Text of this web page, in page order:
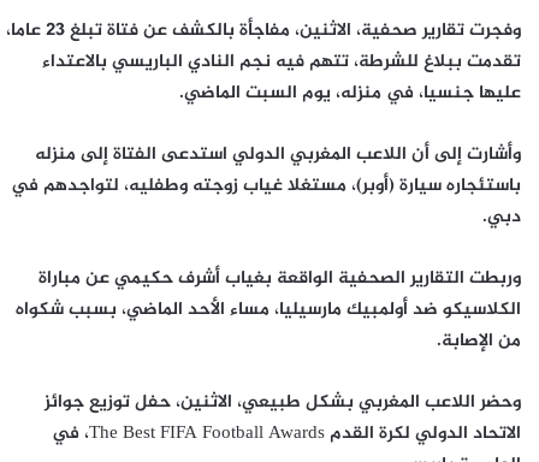
وفجرت تقارير صحفية، الاثنين، مفاجأة بالكشف عن فتاة تبلغ 23 عاما،
تقدمت ببلاغ للشرطة، تتهم فيه نجم النادي الباريسي بالاعتداء
عليها جنسيا، في منزله، يوم السبت الماضي.
وأشارت إلى أن اللاعب المغربي الدولي استدعى الفتاة إلى منزله
باستئجاره سيارة (أوبر)، مستغلا غياب زوجته وطفليه، لتواجدهم في
دبي.
وربطت التقارير الصحفية الواقعة بغياب أشرف حكيمي عن مباراة
الكلاسيكو ضد أولمبيك مارسيليا، مساء الأحد الماضي، بسبب شكواه
من الإصابة.
وحضر اللاعب المغربي بشكل طبيعي، الاثنين، حفل توزيع جوائز
الاتحاد الدولي لكرة القدم The Best FIFA Football Awards، في